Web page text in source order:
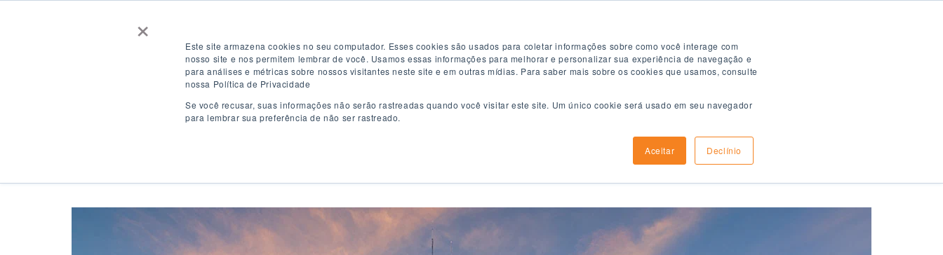
×
Este site armazena cookies no seu computador. Esses cookies são usados ​​para coletar informações sobre como você interage com
nosso site e nos permitem lembrar de você. Usamos essas informações para melhorar e personalizar sua experiência de navegação e
para análises e métricas sobre nossos visitantes neste site e em outras mídias. Para saber mais sobre os cookies que usamos, consulte
nossa Política de Privacidade
Se você recusar, suas informações não serão rastreadas quando você visitar este site. Um único cookie será usado em seu navegador
para lembrar sua preferência de não ser rastreado.
Aceitar Declínio
PT-BR
Destinos Programas de Inglês